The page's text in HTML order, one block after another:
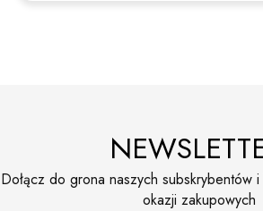
Dołącz do grona naszych subskrybentów
okazji zakupowych